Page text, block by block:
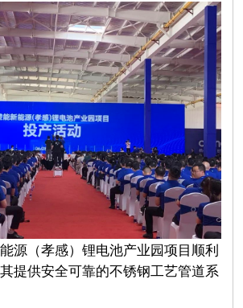
源（孝感）锂电池产业园项目顺利
提供安全可靠的不锈钢工艺管道系